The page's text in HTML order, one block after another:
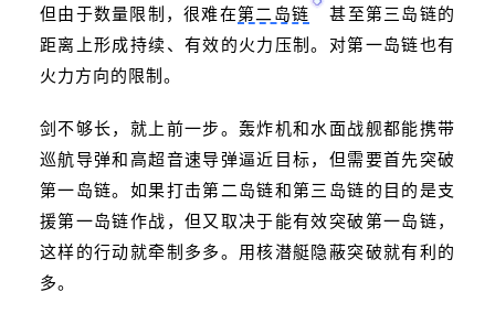
但由于数量限制，很难在第二岛链
甚至第三岛链的
距离上形成持续、有效的火力压制。对第一岛链也有
火力方向的限制。
剑不够长，就上前一步。轰炸机和水面战舰都能携带
巡航导弹和高超音速导弹逼近目标，但需要首先突破
第一岛链。如果打击第二岛链和第三岛链的目的是支
援第一岛链作战，但又取决于能有效突破第一岛链，
这样的行动就牵制多多。用核潜艇隐蔽突破就有利的
多。